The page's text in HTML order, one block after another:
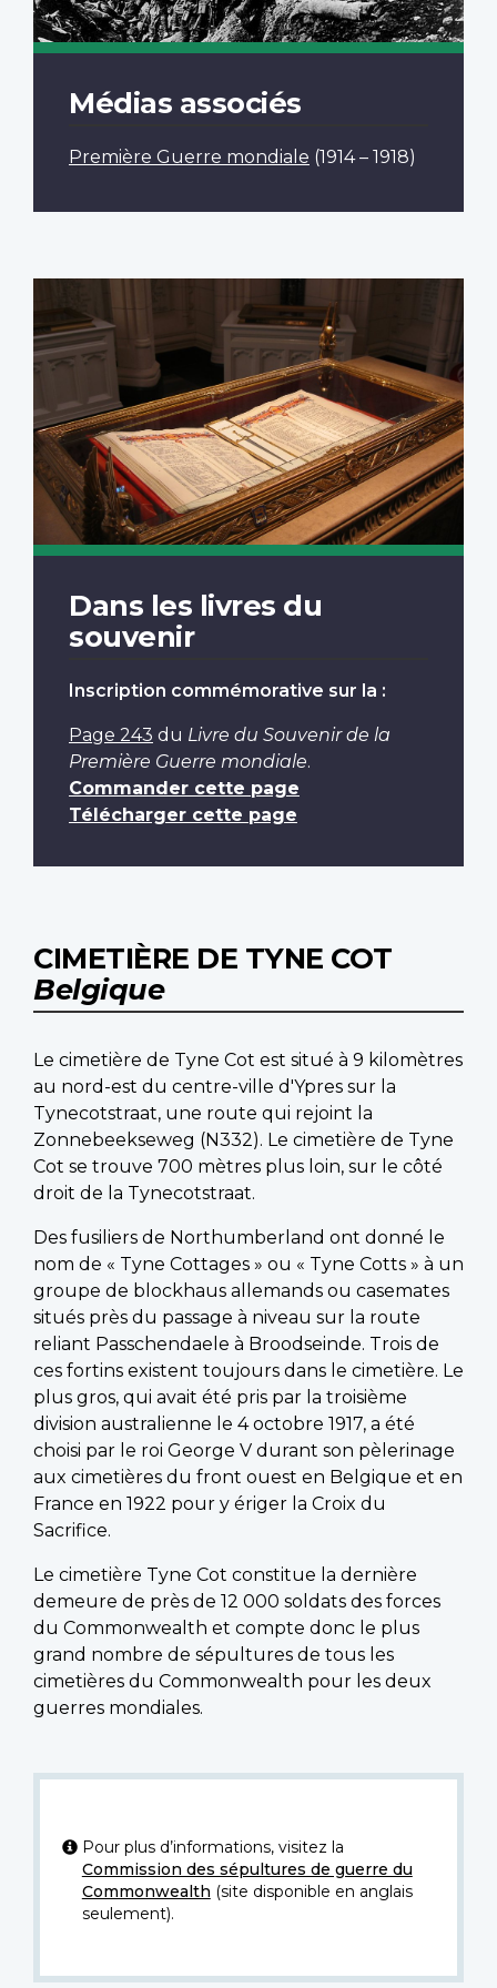
Médias associés
Première Guerre mondiale (1914 – 1918)
Dans les livres du
souvenir
Inscription commémorative sur la :
Page 243 du Livre du Souvenir de la
Première Guerre mondiale.
Commander cette page
Télécharger cette page
CIMETIÈRE DE TYNE COT
Belgique
Le cimetière de Tyne Cot est situé à 9 kilomètres
au nord-est du centre-ville d'Ypres sur la
Tynecotstraat, une route qui rejoint la
Zonnebeekseweg (N332). Le cimetière de Tyne
Cot se trouve 700 mètres plus loin, sur le côté
droit de la Tynecotstraat.
Des fusiliers de Northumberland ont donné le
nom de « Tyne Cottages » ou « Tyne Cotts » à un
groupe de blockhaus allemands ou casemates
situés près du passage à niveau sur la route
reliant Passchendaele à Broodseinde. Trois de
ces fortins existent toujours dans le cimetière. Le
plus gros, qui avait été pris par la troisième
division australienne le 4 octobre 1917, a été
choisi par le roi George V durant son pèlerinage
aux cimetières du front ouest en Belgique et en
France en 1922 pour y ériger la Croix du
Sacrifice.
Le cimetière Tyne Cot constitue la dernière
demeure de près de 12 000 soldats des forces
du Commonwealth et compte donc le plus
grand nombre de sépultures de tous les
cimetières du Commonwealth pour les deux
guerres mondiales.
Pour plus d’informations, visitez la
Commission des sépultures de guerre du
Commonwealth (site disponible en anglais
seulement).